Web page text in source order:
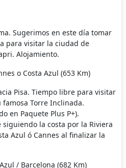
Sugerimos en este día tomar
para visitar la ciudad de
Alojamiento.
o Costa Azul (653 Km)
Pisa. Tiempo libre para visitar
Torre Inclinada.
en Paquete Plus P+).
la costa por la Riviera
Azul ó Cannes al finalizar la
/ Barcelona (682 Km)